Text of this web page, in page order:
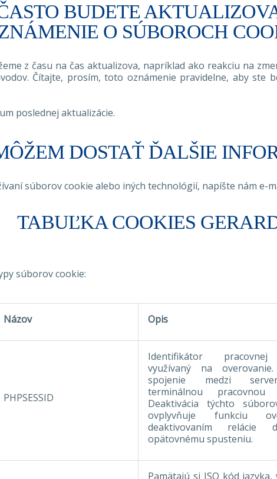
BUDETE
O SÚBOROCH
z času na čas aktualizova, napríklad ako reakciu na
Čítajte, prosím, toto oznámenie pravidelne, aby
poslednej aktualizácie.
DOSTAŤ ĎALŠIE
súborov cookie alebo iných technológií, napíšte nám e-
TABUĽKA COOKIES
súborov cookie:
Názov Opis
PHPSESSID
Identifikátor
využívaný na
spojenie medzi
terminálnou pracovnou
Deaktivácia týchto
ovplyvňuje funkciu
deaktivovaním relácie
opätovnému spusteniu.
Pamätajú si ISO kód